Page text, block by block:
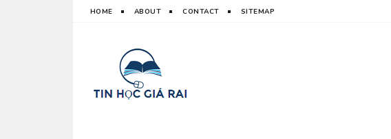
HOME ABOUT CONTACT SITEMAP